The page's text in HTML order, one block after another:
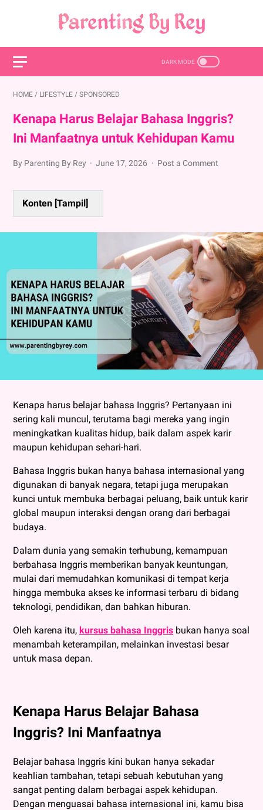
HOME / LIFESTYLE / SPONSORED
Kenapa Harus Belajar Bahasa Inggris?
Ini Manfaatnya untuk Kehidupan Kamu
By Parenting By Rey June 17, 2026 Post a Comment
Konten [Tampil]
Kenapa harus belajar bahasa Inggris? Pertanyaan ini
sering kali muncul, terutama bagi mereka yang ingin
meningkatkan kualitas hidup, baik dalam aspek karir
maupun kehidupan sehari-hari.
Bahasa Inggris bukan hanya bahasa internasional yang
digunakan di banyak negara, tetapi juga merupakan
kunci untuk membuka berbagai peluang, baik untuk karir
global maupun interaksi dengan orang dari berbagai
budaya.
Dalam dunia yang semakin terhubung, kemampuan
berbahasa Inggris memberikan banyak keuntungan,
mulai dari memudahkan komunikasi di tempat kerja
hingga membuka akses ke informasi terbaru di bidang
teknologi, pendidikan, dan bahkan hiburan.
Oleh karena itu, kursus bahasa Inggris bukan hanya soal
menambah keterampilan, melainkan investasi besar
untuk masa depan.
Kenapa Harus Belajar Bahasa
Inggris? Ini Manfaatnya
Belajar bahasa Inggris kini bukan hanya sekadar
keahlian tambahan, tetapi sebuah kebutuhan yang
sangat penting dalam berbagai aspek kehidupan.
Dengan menguasai bahasa internasional ini, kamu bisa